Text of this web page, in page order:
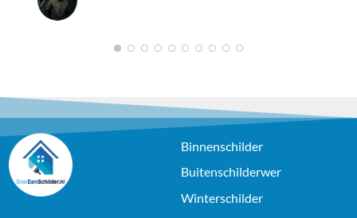
1 2 3 4 5 6 7 8 9 10
Binnenschilder
Buitenschilderwer
Winterschilder